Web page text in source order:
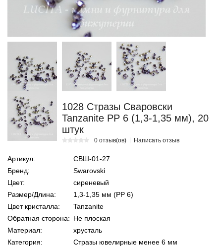
1028 Стразы Сваровски
Tanzanite PP 6 (1,3-1,35 мм), 20
штук
0 отзыв(ов) Написать отзыв
Артикул:
СВШ-01-27
Бренд:
Swarovski
Цвет:
сиреневый
Размер/Длина:
1,3-1,35 мм (PP 6)
Цвет кристалла:
Tanzanite
Обратная сторона: Не плоская
Материал:
хрусталь
Категория:
Стразы ювелирные менее 6 мм